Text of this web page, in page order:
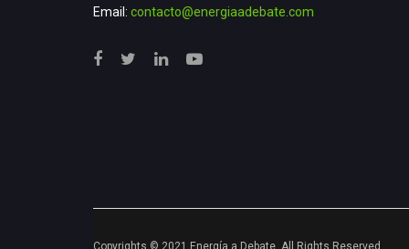
Email: contacto@energiaadebate.com
Copyrights © 2021 Energía a Debate. All Rights Reserved.